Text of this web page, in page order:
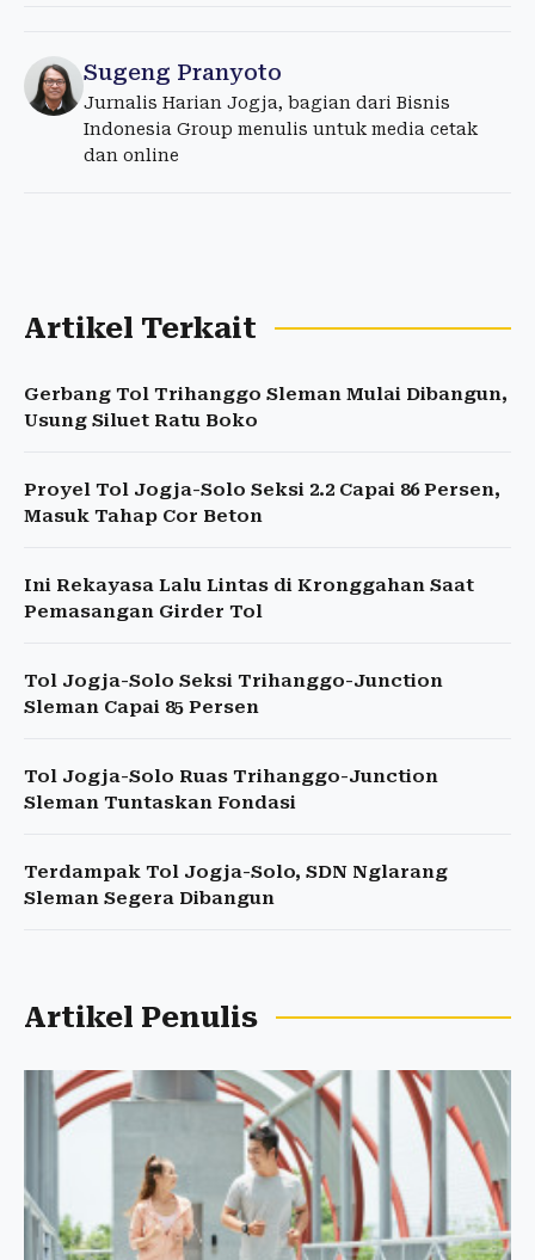
Sugeng Pranyoto
Jurnalis Harian Jogja, bagian dari Bisnis
Indonesia Group menulis untuk media cetak
dan online
Artikel Terkait
Gerbang Tol Trihanggo Sleman Mulai Dibangun,
Usung Siluet Ratu Boko
Proyel Tol Jogja-Solo Seksi 2.2 Capai 86 Persen,
Masuk Tahap Cor Beton
Ini Rekayasa Lalu Lintas di Kronggahan Saat
Pemasangan Girder Tol
Tol Jogja-Solo Seksi Trihanggo-Junction
Sleman Capai 85 Persen
Tol Jogja-Solo Ruas Trihanggo-Junction
Sleman Tuntaskan Fondasi
Terdampak Tol Jogja-Solo, SDN Nglarang
Sleman Segera Dibangun
Artikel Penulis